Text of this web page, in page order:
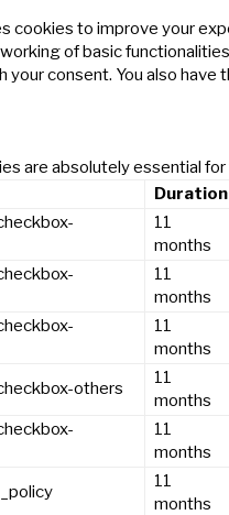
cookies to improve your
of basic
your consent. You also
are absolutely essential
Duration
11
months
11
months
11
months
others
11
months
11
months
11
months